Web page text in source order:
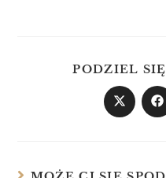
PODZIEL